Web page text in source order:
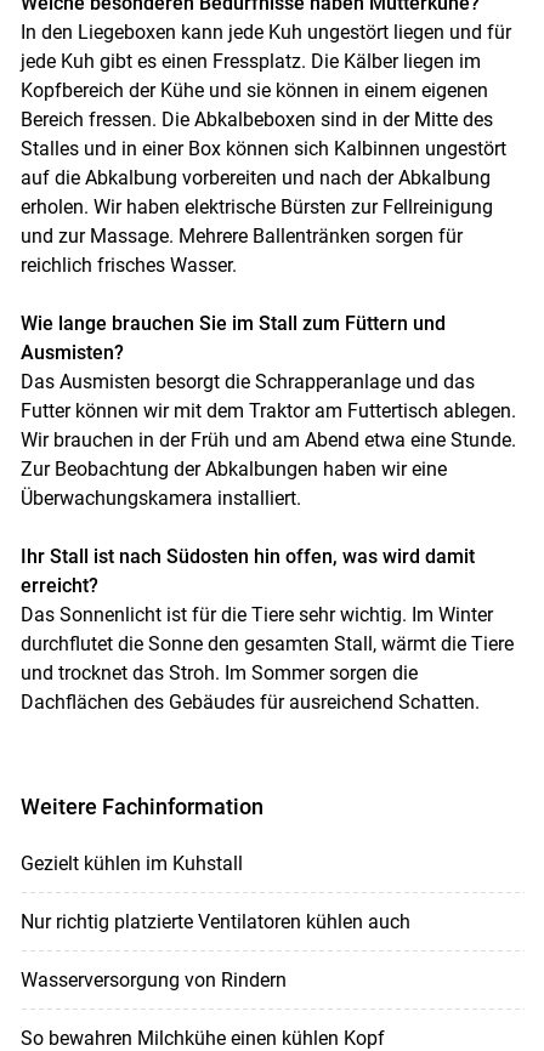
In den Liegeboxen kann jede Kuh ungestört liegen und für
jede Kuh gibt es einen Fressplatz. Die Kälber liegen im
Kopfbereich der Kühe und sie können in einem eigenen
Bereich fressen. Die Abkalbeboxen sind in der Mitte des
Stalles und in einer Box können sich Kalbinnen ungestört
auf die Abkalbung vorbereiten und nach der Abkalbung
erholen. Wir haben elektrische Bürsten zur Fellreinigung
und zur Massage. Mehrere Ballentränken sorgen für
reichlich frisches Wasser.
Wie lange brauchen Sie im Stall zum Füttern und
Ausmisten?
Das Ausmisten besorgt die Schrapperanlage und das
Futter können wir mit dem Traktor am Futtertisch ablegen.
Wir brauchen in der Früh und am Abend etwa eine Stunde.
Zur Beobachtung der Abkalbungen haben wir eine
Überwachungskamera installiert.
Ihr Stall ist nach Südosten hin offen, was wird damit
erreicht?
Das Sonnenlicht ist für die Tiere sehr wichtig. Im Winter
durchflutet die Sonne den gesamten Stall, wärmt die Tiere
und trocknet das Stroh. Im Sommer sorgen die
Dachflächen des Gebäudes für ausreichend Schatten.
Weitere Fachinformation
Gezielt kühlen im Kuhstall
Nur richtig platzierte Ventilatoren kühlen auch
Wasserversorgung von Rindern
So bewahren Milchkühe einen kühlen Kopf